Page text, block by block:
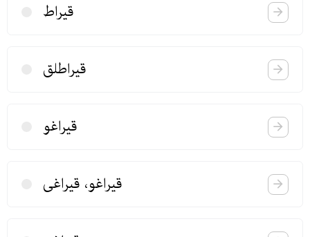
قیراط
قیراطلق
قیراغو
قیراغو، قیراغی